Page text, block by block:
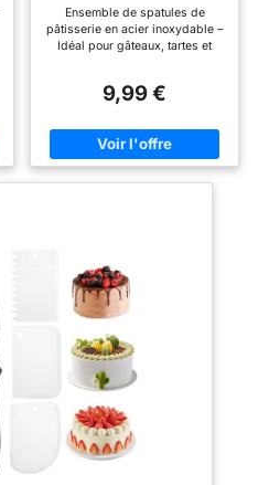
Ensemble de spatules de
pâtisserie en acier inoxydable –
Idéal pour gâteaux, tartes et
professionnelles (27 cm, 32 cm,
qualité alimentaire. Parfait pour
étaler la crème, la glaçage et la
pâte sur toutes les formes de
décorer et lisser. Utilisable
comme spatule à gâteau,
spatule à crème, spatule à pâte
pour les finitions artistiques
Spatule inox durable et facile à
nettoyer: Fabriqué en acier
inoxydable robuste et flexible,
résistant à la rouille et sans
BPA. Chaque spatule est
lavable au lave-vaisselle et
convient à un usage
9,99 €